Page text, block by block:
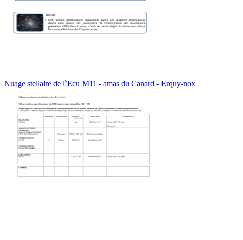
Nuage stellaire de l`Ecu M11 - amas du Canard - Erquy-nox